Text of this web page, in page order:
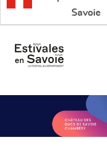
Savoie